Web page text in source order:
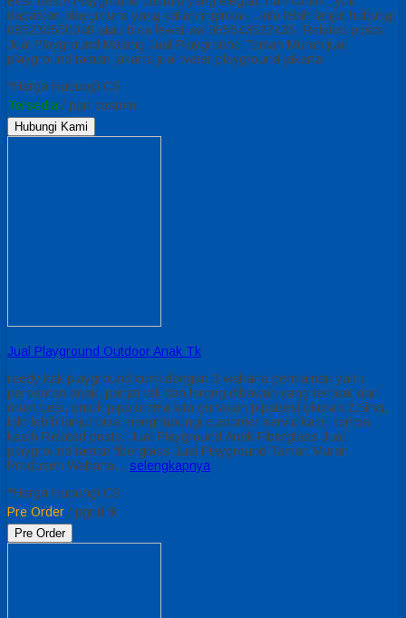
dapatkan playground yang kalian inginkan . info lebih lanjut hubungi
085230550048 atau bisa lewat wa 085643522435, Related posts:
Jual Playground Malang Jual Playground Taman Murah jual
playground taman jakarta jual water playground jakarta
*Harga Hubungi CS
Tersedia / pgn costom
Hubungi Kami
Jual Playground Outdoor Anak Tk
raedy kak playground cumi dengan 3 wahana permainan yaitu
perosotan anak, panjat tali dan lorong dibawah yang terbuat dari
drum besi, untuk pipa utama kita gunakan pipabesi ukuran 2,5inci.
info lebih lanjut bisa menghubungi customer servic kami. terima
kasih Related posts: Jual Playground Anak Fiberglass Jual
playground taman fiberglass Jual Playground Taman Murah
Produsen Wahana… selengkapnya
*Harga Hubungi CS
Pre Order / pgnd tk
Pre Order